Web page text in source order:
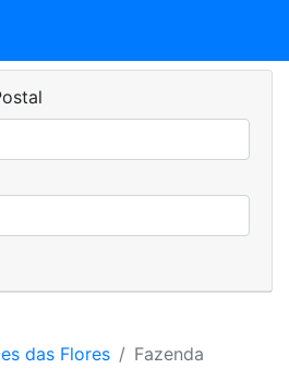
das Flores Fazenda